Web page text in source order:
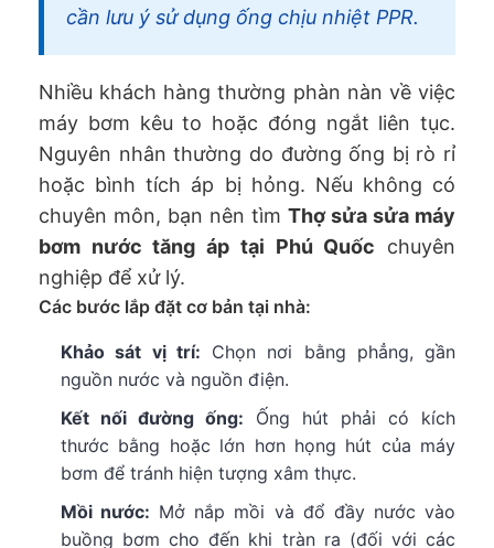
cần lưu ý sử dụng ống chịu nhiệt PPR.
Nhiều khách hàng thường phàn nàn về việc
máy bơm kêu to hoặc đóng ngắt liên tục.
Nguyên nhân thường do đường ống bị rò rỉ
hoặc bình tích áp bị hỏng. Nếu không có
chuyên môn, bạn nên tìm Thợ sửa sửa máy
bơm nước tăng áp tại Phú Quốc chuyên
nghiệp để xử lý.
Các bước lắp đặt cơ bản tại nhà:
Khảo sát vị trí: Chọn nơi bằng phẳng, gần
nguồn nước và nguồn điện.
Kết nối đường ống: Ống hút phải có kích
thước bằng hoặc lớn hơn họng hút của máy
bơm để tránh hiện tượng xâm thực.
Mồi nước: Mở nắp mồi và đổ đầy nước vào
buồng bơm cho đến khi tràn ra (đối với các